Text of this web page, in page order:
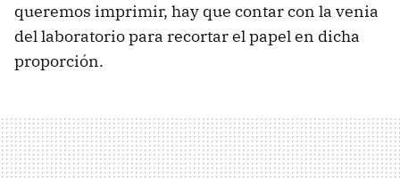
queremos imprimir, hay que contar con la venia
del laboratorio para recortar el papel en dicha
proporción.